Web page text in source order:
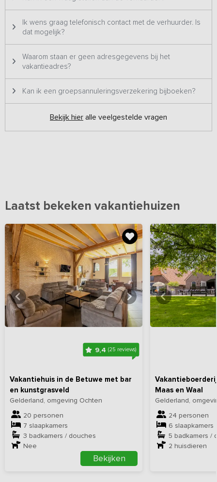
Ik wens graag telefonisch contact met de verhuurder. Is
dat mogelijk?
Waarom staan er geen adresgegevens bij het
vakantieadres?
Kan ik een groepsannuleringsverzekering bijboeken?
Bekijk hier alle veelgestelde vragen
Laatst bekeken vakantiehuizen
9,4 (25 reviews)
Vakantiehuis in de Betuwe met bar
en kunstgrasveld
Gelderland, omgeving Ochten
20 personen
7 slaapkamers
3 badkamers / douches
Nee
Bekijken
Bekijkhieralle foto's
Maas en Waal
Gelderland,
24 personen
6 slaapkamers
5 badkamers /
2 huisdieren
Bekijk